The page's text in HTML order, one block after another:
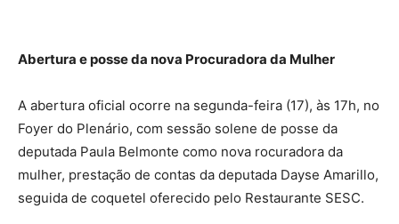
Abertura e posse da nova Procuradora da Mulher
A abertura oficial ocorre na segunda-feira (17), às 17h, no
Foyer do Plenário, com sessão solene de posse da
deputada Paula Belmonte como nova rocuradora da
mulher, prestação de contas da deputada Dayse Amarillo,
seguida de coquetel oferecido pelo Restaurante SESC.